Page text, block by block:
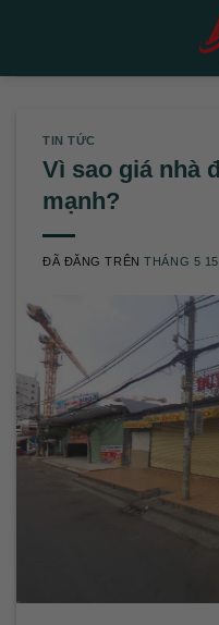
TIN TỨC
Vì sao giá nhà
mạnh?
ĐÃ ĐĂNG TRÊNTHÁNG 5